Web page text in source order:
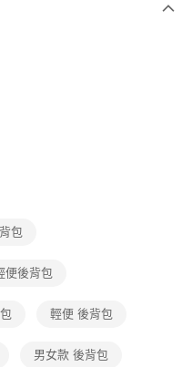
，將跳轉至「AFTEE先享後付」
訊。
訊中的連結，可透過四大超商／
視為交易完成。
結帳頁面顯示為準，若有關於
疑問，請聯繫「AFTEE先享後付
support/home
AFTEE先享後付」服務完成之交
或監護人之同意方可使用
運費
運費
運費
包
便後背包
輕便 後背包
男女款 後背包